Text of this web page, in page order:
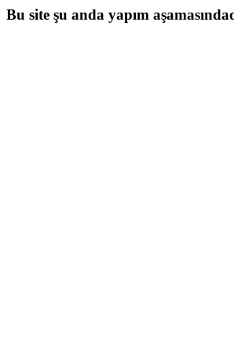
Bu site şu anda yapım